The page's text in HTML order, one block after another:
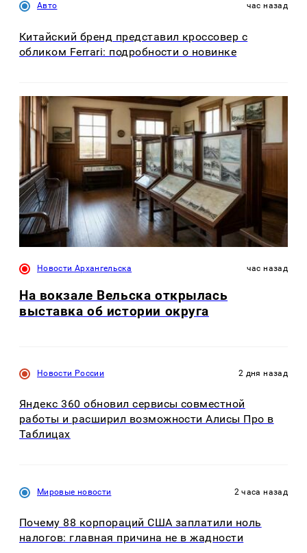
Авто час назад
Китайский бренд представил кроссовер с
обликом Ferrari: подробности о новинке
Новости Архангельска час назад
На вокзале Вельска открылась
выставка об истории округа
Новости России 2 дня назад
Яндекс 360 обновил сервисы совместной
работы и расширил возможности Алисы Про в
Таблицах
Мировые новости 2 часа назад
Почему 88 корпораций США заплатили ноль
налогов: главная причина не в жадности